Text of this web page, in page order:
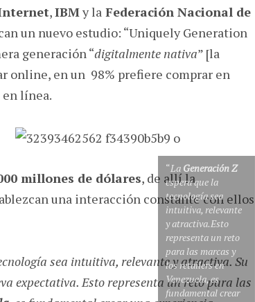
,IBMy la Federación Nacional de
un nuevo estudio: “Uniquely Generation
generación “digitalmente nativa” [la
online, en un 98% prefiere comprar en
línea.
“La Generación Z
espera que la
tecnología sea
intuitiva, relevante
y atractiva.Esto
representa un reto
para las marcas y
los retailers en
Venezuela, es
fundamental crear
millones de dólares, de allí la
una interacción constante con ellos
sea intuitiva, relevante y atractiva. Su
expectativa. Esto representa un reto para las